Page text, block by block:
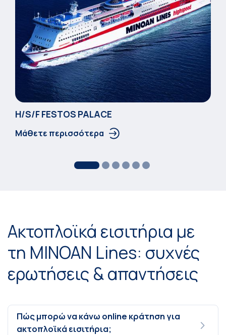
Η/S/F FESTOS PALACΕ
Μάθετε περισσότερα
Ακτοπλοϊκά εισιτήρια με
τη MINOAN Lines: συχνές
ερωτήσεις & απαντήσεις
Πώς μπορώ να κάνω online κράτηση για
ακτοπλοϊκά εισιτήρια;